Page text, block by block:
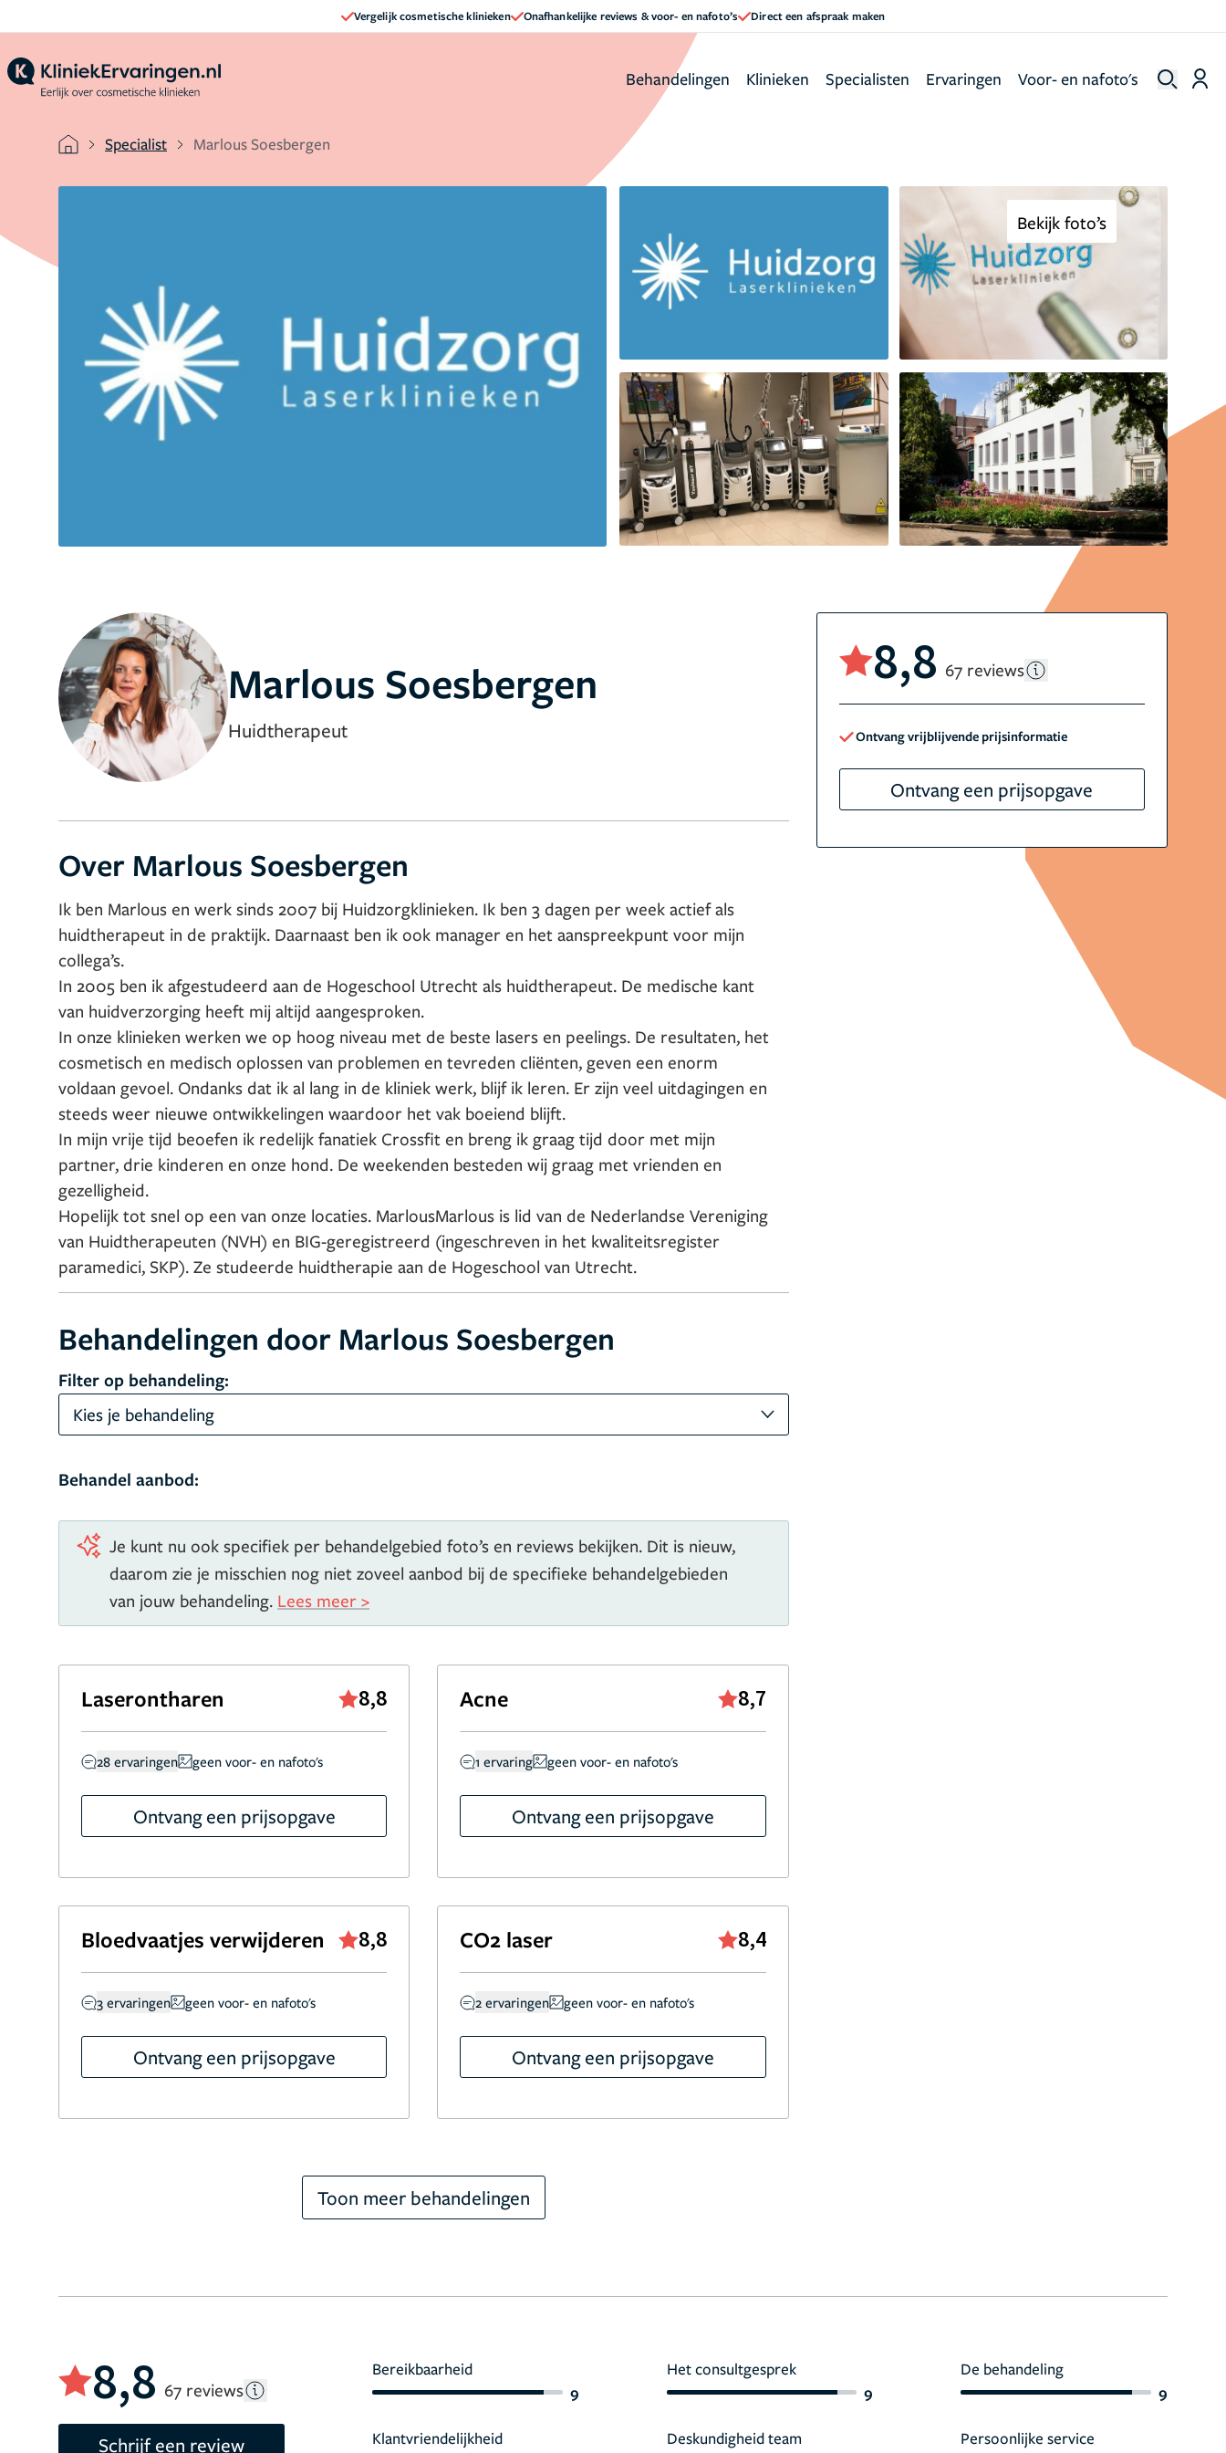
Vergelijk cosmetische klinieken Onafhankelijke reviews & voor- en nafoto’s Direct een afspraak maken
Behandelingen Klinieken Specialisten Ervaringen Voor- en nafoto's
Specialist Marlous Soesbergen
Bekijk foto’s
Marlous Soesbergen
Huidtherapeut
8,8 67 reviews
Ontvang vrijblijvende prijsinformatie
Ontvang een prijsopgave
Over Marlous Soesbergen
Ik ben Marlous en werk sinds 2007 bij Huidzorgklinieken. Ik ben 3 dagen per week actief als
huidtherapeut in de praktijk. Daarnaast ben ik ook manager en het aanspreekpunt voor mijn
collega’s.
In 2005 ben ik afgestudeerd aan de Hogeschool Utrecht als huidtherapeut. De medische kant
van huidverzorging heeft mij altijd aangesproken.
In onze klinieken werken we op hoog niveau met de beste lasers en peelings. De resultaten, het
cosmetisch en medisch oplossen van problemen en tevreden cliënten, geven een enorm
voldaan gevoel. Ondanks dat ik al lang in de kliniek werk, blijf ik leren. Er zijn veel uitdagingen en
steeds weer nieuwe ontwikkelingen waardoor het vak boeiend blijft.
In mijn vrije tijd beoefen ik redelijk fanatiek Crossfit en breng ik graag tijd door met mijn
partner, drie kinderen en onze hond. De weekenden besteden wij graag met vrienden en
gezelligheid.
Hopelijk tot snel op een van onze locaties. MarlousMarlous is lid van de Nederlandse Vereniging
van Huidtherapeuten (NVH) en BIG-geregistreerd (ingeschreven in het kwaliteitsregister
paramedici, SKP). Ze studeerde huidtherapie aan de Hogeschool van Utrecht.
Behandelingen door Marlous Soesbergen
Filter op behandeling:
Kies je behandeling
Behandel aanbod:
Je kunt nu ook specifiek per behandelgebied foto’s en reviews bekijken. Dit is nieuw,
daarom zie je misschien nog niet zoveel aanbod bij de specifieke behandelgebieden
van jouw behandeling. Lees meer >
Laserontharen 8,8
28 ervaringen geen voor- en nafoto's
Ontvang een prijsopgave
Acne 8,7
1 ervaring geen voor- en nafoto's
Ontvang een prijsopgave
Bloedvaatjes verwijderen 8,8
3 ervaringen geen voor- en nafoto's
Ontvang een prijsopgave
CO2 laser 8,4
2 ervaringen geen voor- en nafoto's
Ontvang een prijsopgave
Toon meer behandelingen
8,8 67 reviews
Schrijf een review
Bereikbaarheid
9
Klantvriendelijkheid
Het consultgesprek
9
Deskundigheid team
De behandeling
9
Persoonlijke service